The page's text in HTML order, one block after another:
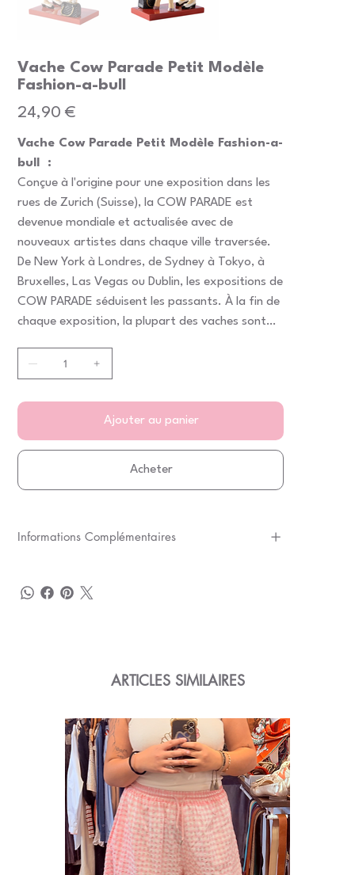
Vache Cow Parade Petit Modèle
Fashion-a-bull
Prix
24,90 €
Vache Cow Parade Petit Modèle Fashion-a-
bull :
Conçue à l'origine pour une exposition dans les
rues de Zurich (Suisse), la COW PARADE est
devenue mondiale et actualisée avec de
nouveaux artistes dans chaque ville traversée.
De New York à Londres, de Sydney à Tokyo, à
Bruxelles, Las Vegas ou Dublin, les expositions de
COW PARADE séduisent les passants. À la fin de
chaque exposition, la plupart des vaches sont
Ajouter au panier
Acheter
Informations Complémentaires
ARTICLES SIMILAIRES